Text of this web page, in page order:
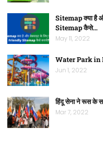
Sitemap क्या है
Sitemap कैसे…
May 11, 2022
Water Park in
Jun 1, 2022
हिंदू सेना ने रूस के
Mar 7, 2022